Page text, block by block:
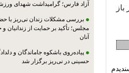
آزاد فارس؛ گرامیداشت شهدای
بررسی مشکلات زندان نی‌ریز با
مجلس؛ تأکید بر حمایت از زندانیان و
آنان
پیاده‌روی باشکوه جاماندگان و
حسینی در نی‌ریز برگزار شد